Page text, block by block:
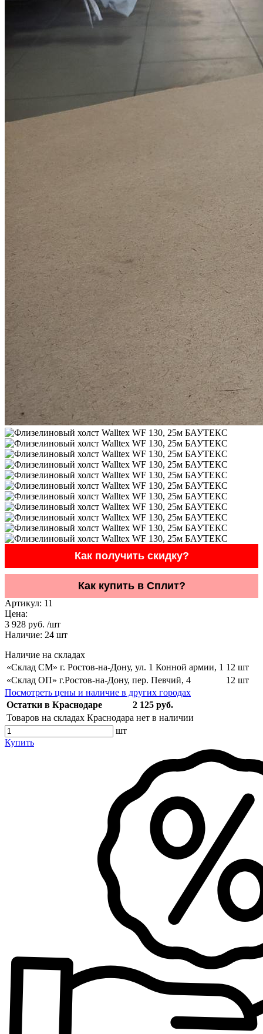
Как получить скидку?
Как купить в Сплит?
Артикул: 11
Цена:
3 928 руб. /шт
Наличие: 24 шт
Наличие на складах
«Склад СМ» г. Ростов-на-Дону, ул. 1 Конной армии, 1 12 шт
«Склад ОП» г.Ростов-на-Дону, пер. Певчий, 4
12 шт
Посмотреть цены и наличие в других городах
Остатки в Краснодаре
2 125 руб.
Товаров на складах Краснодара нет в наличии
шт
Купить